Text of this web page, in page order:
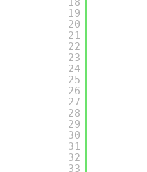
19
20
21
22
23
24
25
26
27
28
29
30
31
32
33